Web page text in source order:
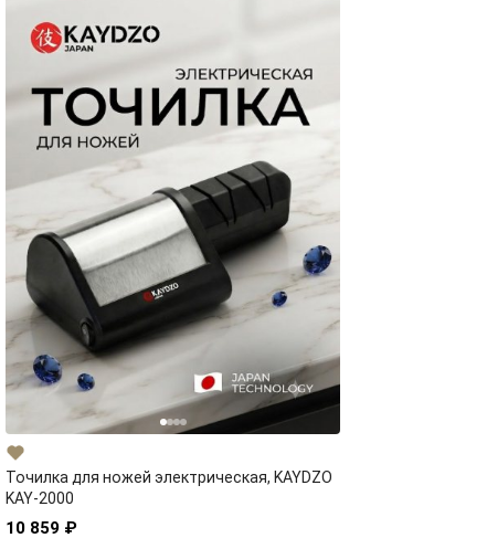
Точилка для ножей электрическая, KAYDZO
KAY-2000
10 859 ₽